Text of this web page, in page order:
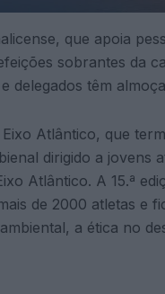
que apoia
sobrantes da
delegados têm
Atlântico, que
dirigido a jovens
Atlântico. A 15.ª
de 2000 atletas e
a ética no